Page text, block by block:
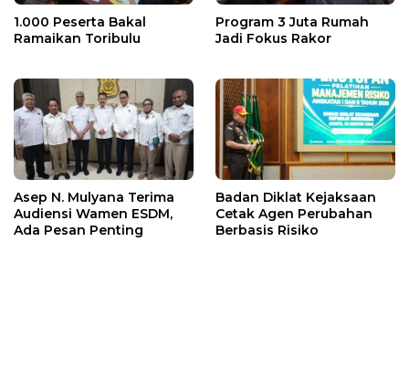
1.000 Peserta Bakal
Ramaikan Toribulu
Program 3 Juta Rumah
Jadi Fokus Rakor
Asep N. Mulyana Terima
Audiensi Wamen ESDM,
Ada Pesan Penting
Badan Diklat Kejaksaan
Cetak Agen Perubahan
Berbasis Risiko